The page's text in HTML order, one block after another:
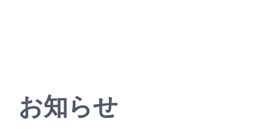
お知らせ